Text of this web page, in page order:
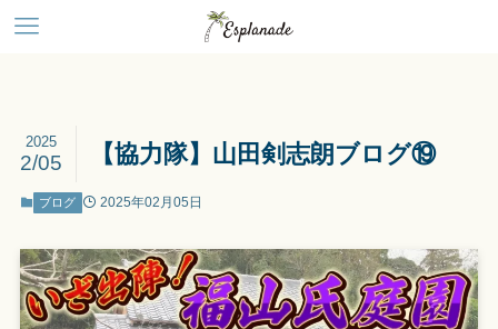
【協力隊】山田剣志朗ブログ⑲
2025
2/05
ブログ 2025年02月05日